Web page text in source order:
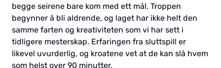
begge seirene bare kom med ett mål. Troppen
begynner å bli aldrende, og laget har ikke helt den
samme farten og kreativiteten som vi har sett i
tidligere mesterskap. Erfaringen fra sluttspill er
likevel uvurderlig, og kroatene vet at de kan slå hvem
som helst over 90 minutter.